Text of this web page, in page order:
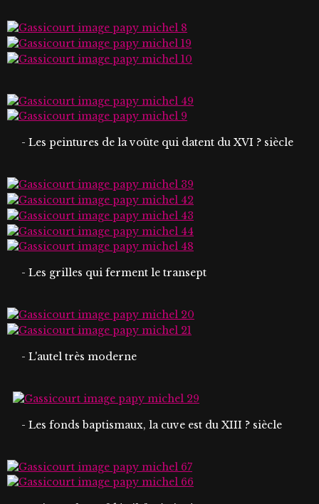
- Les peintures de la voûte qui datent du XVI ? siècle
- Les grilles qui ferment le transept
- L'autel très moderne
- Les fonds baptismaux, la cuve est du XIII ? siècle